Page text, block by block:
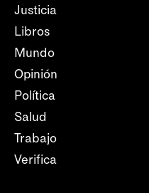
Justicia
Libros
Mundo
Opinión
Política
Salud
Trabajo
Verifica